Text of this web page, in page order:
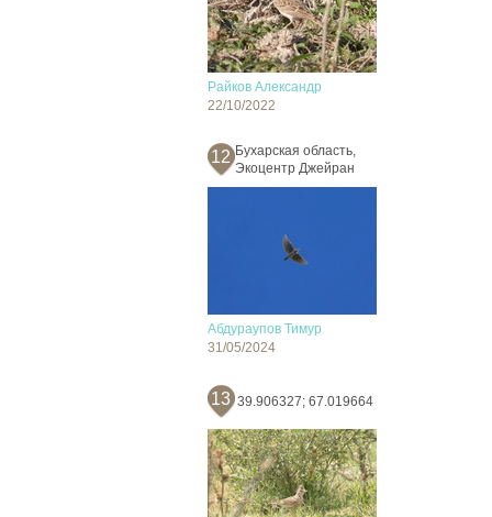
Райков Александр
22/10/2022
12 Бухарская область,
Экоцентр Джейран
Абдураупов Тимур
31/05/2024
13 39.906327; 67.019664